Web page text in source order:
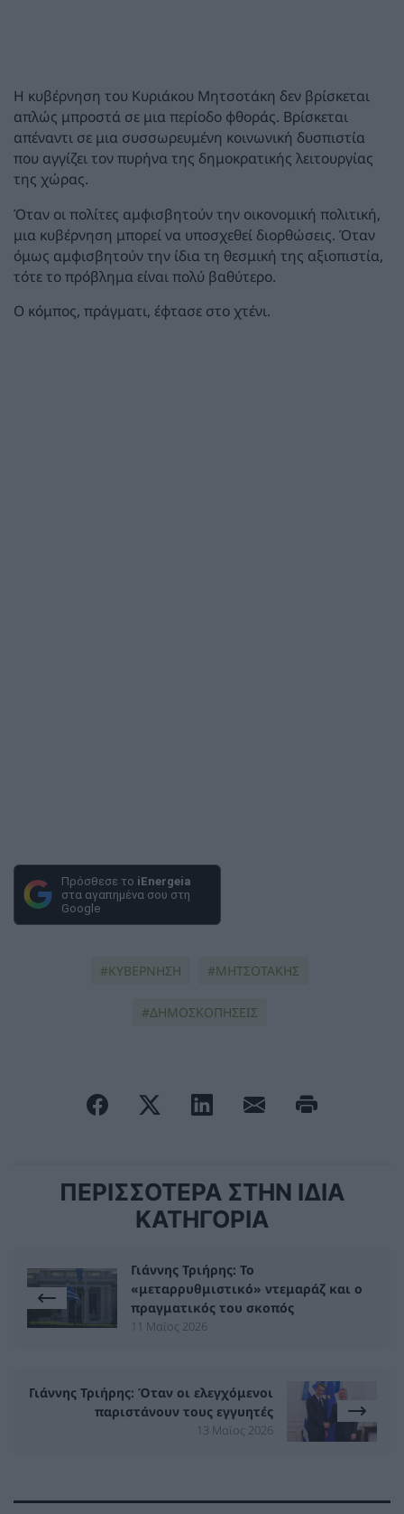
Η κυβέρνηση του Κυριάκου Μητσοτάκη δεν βρίσκεται
απλώς μπροστά σε μια περίοδο φθοράς. Βρίσκεται
απέναντι σε μια συσσωρευμένη κοινωνική δυσπιστία
που αγγίζει τον πυρήνα της δημοκρατικής λειτουργίας
της χώρας.
Όταν οι πολίτες αμφισβητούν την οικονομική πολιτική,
μια κυβέρνηση μπορεί να υποσχεθεί διορθώσεις. Όταν
όμως αμφισβητούν την ίδια τη θεσμική της αξιοπιστία,
τότε το πρόβλημα είναι πολύ βαθύτερο.
Ο κόμπος, πράγματι, έφτασε στο χτένι.
Πρόσθεσε το iEnergeia
στα αγαπημένα σου στη
Google
ΚΥΒΕΡΝΗΣΗ ΜΗΤΣΟΤΑΚΗΣ
ΔΗΜΟΣΚΟΠΗΣΕΙΣ
ΠΕΡΙΣΣΟΤΕΡΑ ΣΤΗΝ ΙΔΙΑ
ΚΑΤΗΓΟΡΙΑ
Γιάννης Τριήρης: Το
«μεταρρυθμιστικό» ντεμαράζ και ο
πραγματικός του σκοπός
11 Μαϊος 2026
Γιάννης Τριήρης: Όταν οι ελεγχόμενοι
παριστάνουν τους εγγυητές
13 Μαϊος 2026